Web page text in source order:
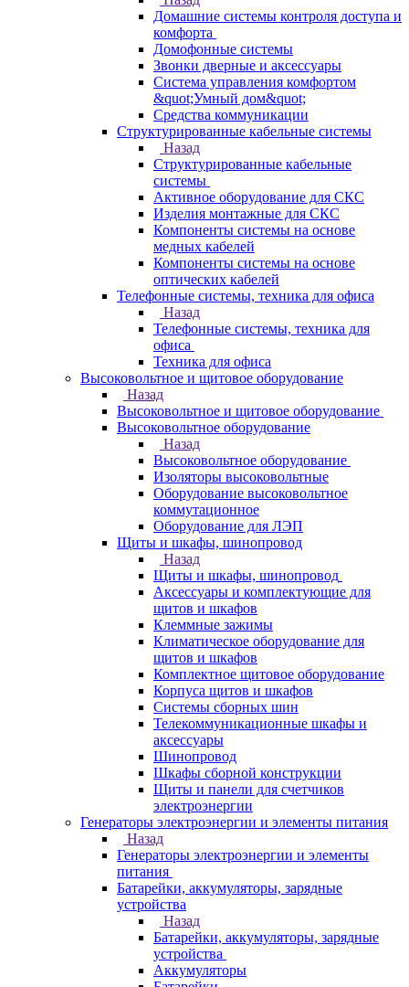
Домашние системы контроля доступа и
комфорта
Домофонные системы
Звонки дверные и аксессуары
Система управления комфортом
&quot;Умный дом&quot;
Средства коммуникации
Структурированные кабельные системы
Назад
Структурированные кабельные
системы
Активное оборудование для СКС
Изделия монтажные для СКС
Компоненты системы на основе
медных кабелей
Компоненты системы на основе
оптических кабелей
Телефонные системы, техника для офиса
Назад
Телефонные системы, техника для
офиса
Техника для офиса
Высоковольтное и щитовое оборудование
Назад
Высоковольтное и щитовое оборудование
Высоковольтное оборудование
Назад
Высоковольтное оборудование
Изоляторы высоковольтные
Оборудование высоковольтное
коммутационное
Оборудование для ЛЭП
Щиты и шкафы, шинопровод
Назад
Щиты и шкафы, шинопровод
Аксессуары и комплектующие для
щитов и шкафов
Клеммные зажимы
Климатическое оборудование для
щитов и шкафов
Комплектное щитовое оборудование
Корпуса щитов и шкафов
Системы сборных шин
Телекоммуникационные шкафы и
аксессуары
Шинопровод
Шкафы сборной конструкции
Щиты и панели для счетчиков
электроэнергии
Генераторы электроэнергии и элементы питания
Назад
Генераторы электроэнергии и элементы
питания
Батарейки, аккумуляторы, зарядные
устройства
Назад
Батарейки, аккумуляторы, зарядные
устройства
Аккумуляторы